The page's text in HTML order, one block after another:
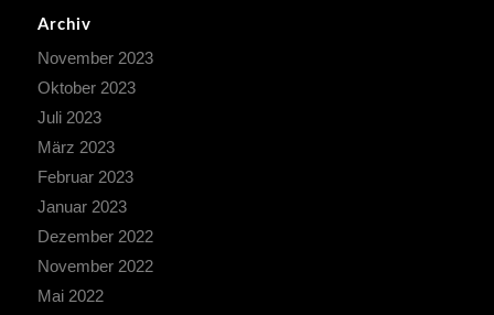
Archiv
November 2023
Oktober 2023
Juli 2023
März 2023
Februar 2023
Januar 2023
Dezember 2022
November 2022
Mai 2022